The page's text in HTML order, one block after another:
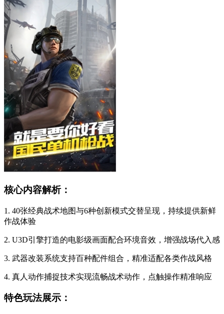
核心内容解析：
1. 40张经典战术地图与6种创新模式交替呈现，持续提供新鲜
作战体验
2. U3D引擎打造的电影级画面配合环境音效，增强战场代入感
3. 武器改装系统支持百种配件组合，精准适配各类作战风格
4. 真人动作捕捉技术实现流畅战术动作，点触操作精准响应
特色玩法展示：